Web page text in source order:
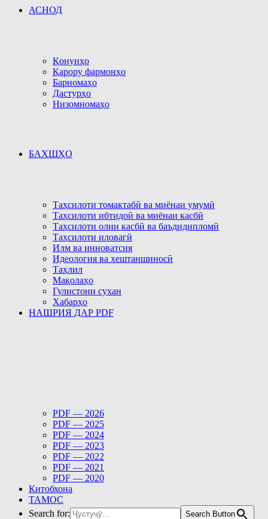
АСНОД
Қонунҳо
Қарору фармонҳо
Барномаҳо
Дастурҳо
Низомномаҳо
БАХШҲО
Таҳсилоти томактабӣ ва миёнаи умумӣ
Таҳсилоти ибтидоӣ ва миёнаи касбӣ
Таҳсилоти олии касбӣ ва баъдидипломӣ
Таҳсилоти иловагӣ
Илм ва инноватсия
Идеология ва хештаншиносӣ
Таҳлил
Мақолаҳо
Гулистони сухан
Хабарҳо
НАШРИЯ ДАР PDF
PDF — 2026
PDF — 2025
PDF — 2024
PDF — 2023
PDF — 2022
PDF — 2021
PDF — 2020
Китобхона
ТАМОС
Search for:
Search Button